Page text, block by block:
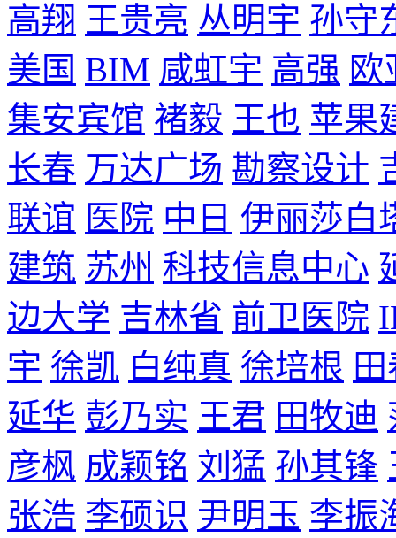
高翔 王贵亮 丛明宇 孙守
美国 BIM 咸虹宇 高强 欧
集安宾馆 褚毅 王也 苹果
长春 万达广场 勘察设计
联谊 医院 中日 伊丽莎白
建筑 苏州 科技信息中心
边大学 吉林省 前卫医院
宇 徐凯 白纯真 徐培根
延华 彭乃实 王君 田牧迪
彦枫 成颖铭 刘猛 孙其锋
张浩 李硕识 尹明玉 李振